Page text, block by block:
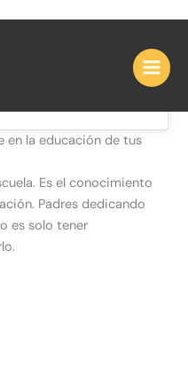
en la educación de tus
Es el conocimiento
Padres dedicando
es solo tener